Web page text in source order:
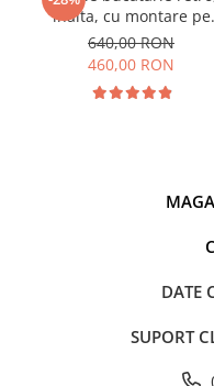
inalta, cu montare pe
chiuveta sau blat
640,00 RON
460,00 RON
DATE
SUPORT